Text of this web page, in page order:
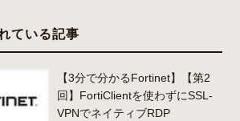
ている記事
【3分で分かるFortinet】【第2
回】FortiClientを使わずにSSL-
VPNでネイティブRDP